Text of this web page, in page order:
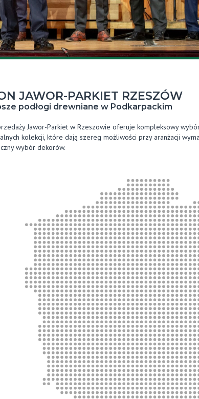
JAWOR-PARKIET RZESZÓW
podłogi drewniane w Podkarpackim
Jawor-Parkiet w Rzeszowie oferuje kompleksowy
kolekcji, które dają szereg możliwości przy aranżacji
wybór dekorów.